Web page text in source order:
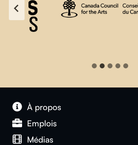
À propos
Emplois
Médias